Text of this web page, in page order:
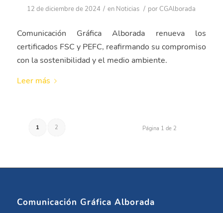
12 de diciembre de 2024 / en Noticias / por CGAlborada
Comunicación Gráfica Alborada renueva los
certificados FSC y PEFC, reafirmando su compromiso
con la sostenibilidad y el medio ambiente.
Leer más
Página 1 de 2
1 2
Comunicación Gráfica Alborada